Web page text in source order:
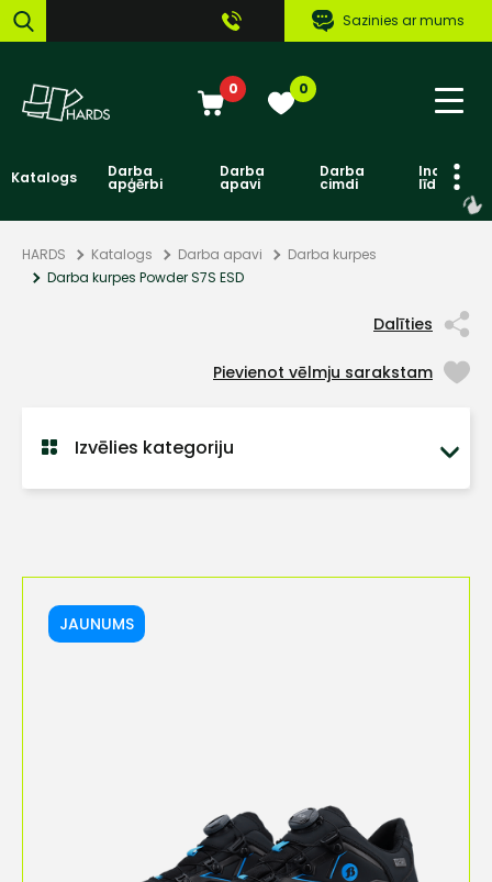
Sazinies ar mums
0 0
Katalogs Darba
apģērbi
Darba
apavi
Darba
cimdi līdzekļi
HARDS Katalogs Darba apavi
Darba kurpes
Darba kurpes Powder S7S ESD
Dalīties
Pievienot vēlmju sarakstam
Izvēlies kategoriju
JAUNUMS